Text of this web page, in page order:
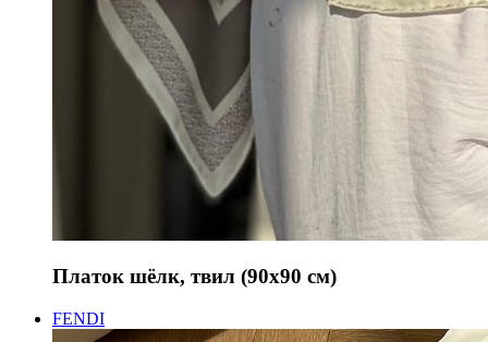
Платок шёлк, твил (90х90 см)
FENDI